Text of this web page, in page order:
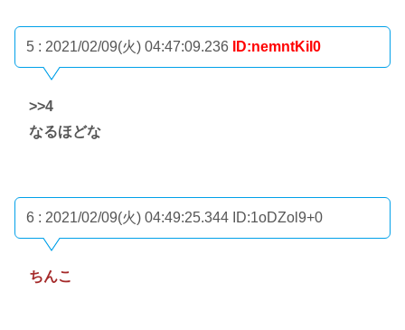
5 : 2021/02/09(火) 04:47:09.236 ID:nemntKiI0
>>4
なるほどな
6 : 2021/02/09(火) 04:49:25.344 ID:1oDZol9+0
ちんこ